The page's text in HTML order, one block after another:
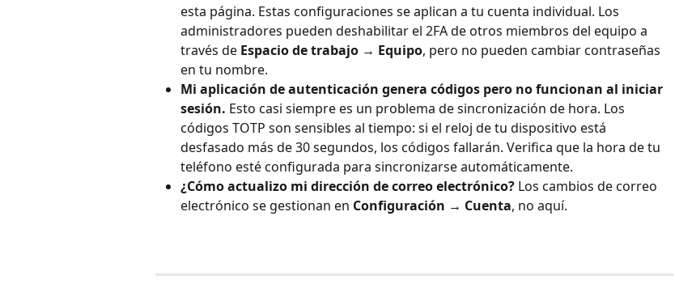
esta página. Estas configuraciones se aplican a tu cuenta individual. Los
administradores pueden deshabilitar el 2FA de otros miembros del equipo a
través de Espacio de trabajo → Equipo, pero no pueden cambiar contraseñas
en tu nombre.
Mi aplicación de autenticación genera códigos pero no funcionan al iniciar
sesión. Esto casi siempre es un problema de sincronización de hora. Los
códigos TOTP son sensibles al tiempo: si el reloj de tu dispositivo está
desfasado más de 30 segundos, los códigos fallarán. Verifica que la hora de tu
teléfono esté configurada para sincronizarse automáticamente.
¿Cómo actualizo mi dirección de correo electrónico? Los cambios de correo
electrónico se gestionan en Configuración → Cuenta, no aquí.